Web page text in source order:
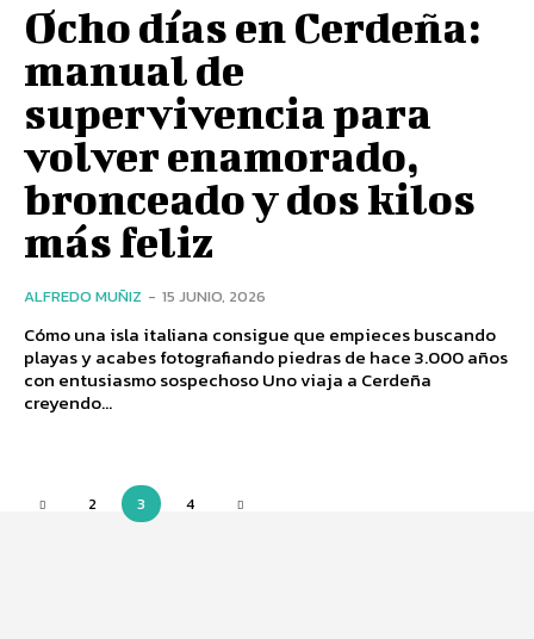
Ocho días en Cerdeña:
manual de
supervivencia para
volver enamorado,
bronceado y dos kilos
más feliz
ALFREDO MUÑIZ - 15 JUNIO, 2026
Cómo una isla italiana consigue que empieces buscando
playas y acabes fotografiando piedras de hace 3.000 años
con entusiasmo sospechoso Uno viaja a Cerdeña
creyendo...
2 3 4